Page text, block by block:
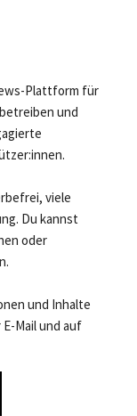
Plattform für
und
viele
Du kannst
oder
und Inhalte
E-Mail und auf